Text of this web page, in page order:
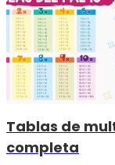
Tablas de
completa